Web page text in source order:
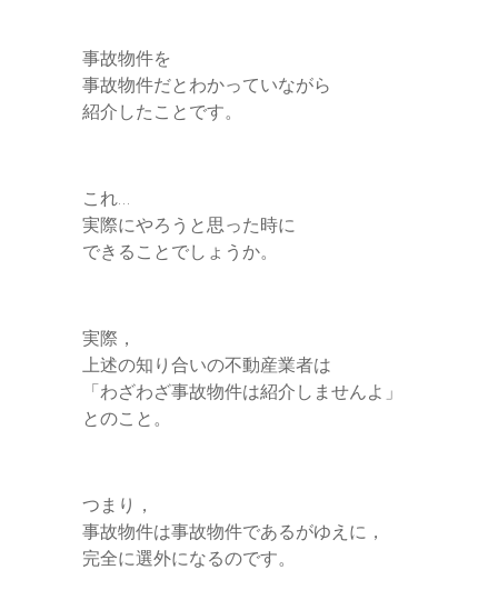
事故物件を
事故物件だとわかっていながら
紹介したことです。
これ…
実際にやろうと思った時に
できることでしょうか。
実際，
上述の知り合いの不動産業者は
「わざわざ事故物件は紹介しませんよ」
とのこと。
つまり，
事故物件は事故物件であるがゆえに，
完全に選外になるのです。